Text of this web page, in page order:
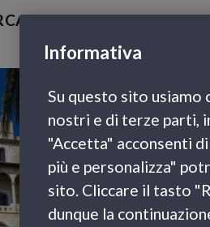
Informativa
Su questo sito usiamo
nostri e di terze parti,
"Accetta" acconsenti
più e personalizza"
sito. Cliccare il tasto
dunque la